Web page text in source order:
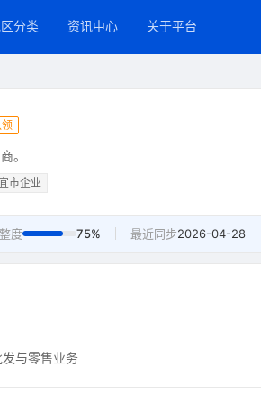
分类 资讯中心 关于平台
。
市企业
度 75% 最近同步2026-04-28
与零售业务